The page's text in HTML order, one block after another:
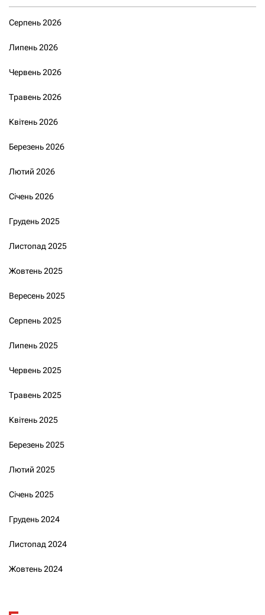
Серпень 2026
Липень 2026
Червень 2026
Травень 2026
Квітень 2026
Березень 2026
Лютий 2026
Січень 2026
Грудень 2025
Листопад 2025
Жовтень 2025
Вересень 2025
Серпень 2025
Липень 2025
Червень 2025
Травень 2025
Квітень 2025
Березень 2025
Лютий 2025
Січень 2025
Грудень 2024
Листопад 2024
Жовтень 2024